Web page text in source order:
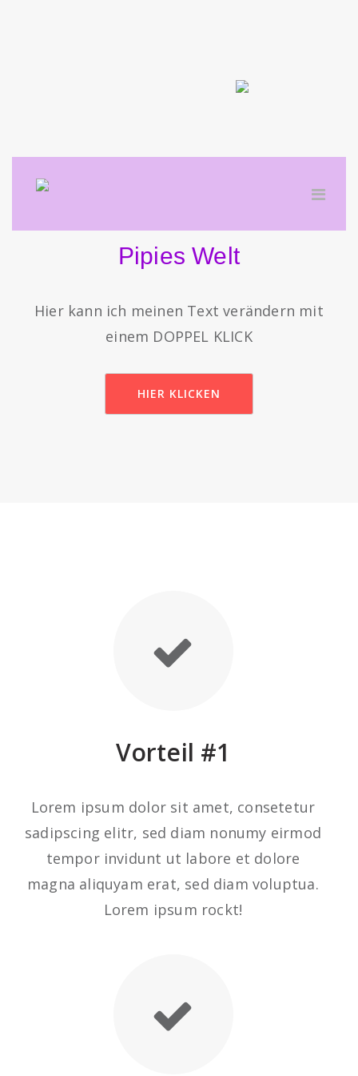
Pipies Welt
Hier kann ich meinen Text verändern mit
einem DOPPEL KLICK
HIER KLICKEN
Vorteil #1
Lorem ipsum dolor sit amet, consetetur
sadipscing elitr, sed diam nonumy eirmod
tempor invidunt ut labore et dolore
magna aliquyam erat, sed diam voluptua.
Lorem ipsum rockt!